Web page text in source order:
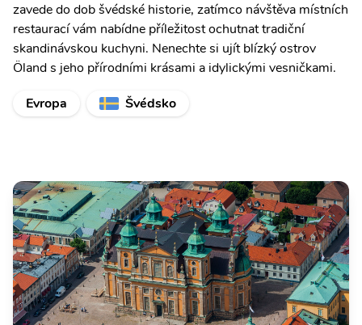
zavede do dob švédské historie, zatímco návštěva místních
restaurací vám nabídne příležitost ochutnat tradiční
skandinávskou kuchyni. Nenechte si ujít blízký ostrov
Öland s jeho přírodními krásami a idylickými vesničkami.
Evropa
Švédsko